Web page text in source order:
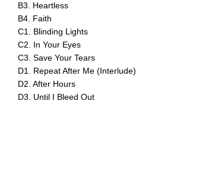
B3. Heartless
B4. Faith
C1. Blinding Lights
C2. In Your Eyes
C3. Save Your Tears
D1. Repeat After Me (Interlude)
D2. After Hours
D3. Until I Bleed Out